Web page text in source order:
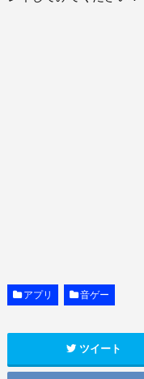
アプリ 音ゲー
ツイート